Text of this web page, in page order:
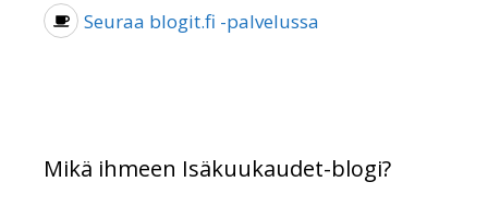
Seuraa blogit.fi -palvelussa
Mikä ihmeen Isäkuukaudet-blogi?